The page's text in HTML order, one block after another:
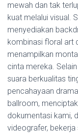
mewah dan tak
kuat melalui visual.
menyediakan
kombinasi floral art
menampilkan
cinta mereka.
suara berkualitas
pencahayaan
ballroom,
dokumentasi kami,
videografer,